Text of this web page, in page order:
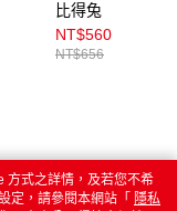
比得兔
NT$560
NT$656
方式之詳情，及若您不希
定，請參閱本網站「 隱私